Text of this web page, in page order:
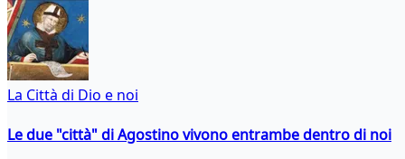
La Città di Dio e noi
Le due "città" di Agostino vivono entrambe dentro di noi